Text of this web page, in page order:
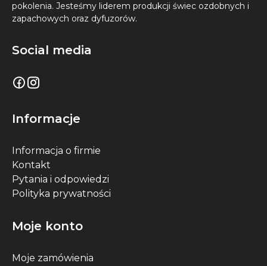
pokolenia. Jesteśmy liderem produkcji świec ozdobnych i
zapachowych oraz dyfuzorów.
Social media
Informacje
Informacja o firmie
Kontakt
Pytania i odpowiedzi
Polityka prywatności
Moje konto
Moje zamówienia